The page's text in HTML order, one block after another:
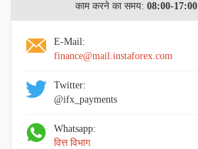
काम करने का समय: 08:00-17:00
E-Mail:
finance@mail.instaforex.com
Twitter:
@ifx_payments
Whatsapp:
वित्त विभाग